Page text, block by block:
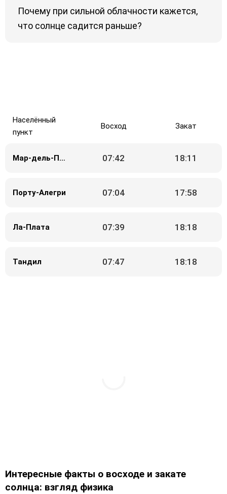
Почему при сильной облачности кажется,
что солнце садится раньше?
Населённый
пункт
Восход Закат
Мар-дель-Плата 07:42 18:11
Порту-Алегри 07:04 17:58
Ла-Плата 07:39 18:18
Тандил 07:47 18:18
Интересные факты о восходе и закате
солнца: взгляд физика